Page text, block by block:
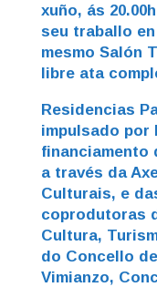
xuño, ás
seu traballo
mesmo Salón
libre ata
Residencias
impulsado por
financiamento
através da
Culturais, e
coprodutoras
Cultura,
do Concello
Vimianzo,